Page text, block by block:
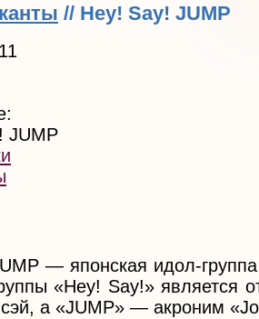
// Hey! Say! JUMP
JUMP
— японская идол-
«Hey! Say!» является
а «JUMP» — акроним